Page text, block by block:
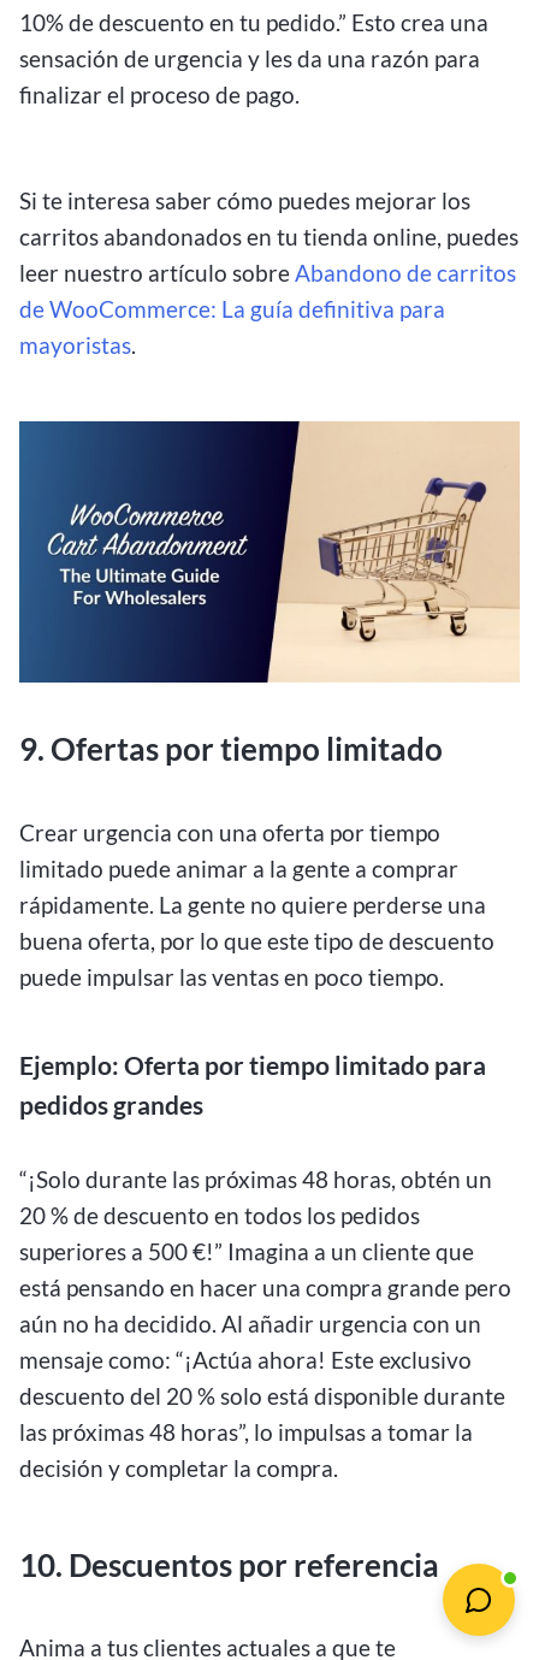
10% de descuento en tu pedido.” Esto crea una
sensación de urgencia y les da una razón para
finalizar el proceso de pago.
Si te interesa saber cómo puedes mejorar los
carritos abandonados en tu tienda online, puedes
leer nuestro artículo sobreAbandono de carritos
de WooCommerce: La guía definitiva para
mayoristas.
9. Ofertas por tiempo limitado
Crear urgencia con una oferta por tiempo
limitado puede animar a la gente a comprar
rápidamente. La gente no quiere perderse una
buena oferta, por lo que este tipo de descuento
puede impulsar las ventas en poco tiempo.
Ejemplo: Oferta por tiempo limitado para
pedidos grandes
“¡Solo durante las próximas 48 horas, obtén un
20 % de descuento en todos los pedidos
superiores a 500 €!” Imagina a un cliente que
está pensando en hacer una compra grande pero
aún no ha decidido. Al añadir urgencia con un
mensaje como: “¡Actúa ahora! Este exclusivo
descuento del 20 % solo está disponible durante
las próximas 48 horas”, lo impulsas a tomar la
decisión y completar la compra.
10. Descuentos por referencia
Anima a tus clientes actuales a que te